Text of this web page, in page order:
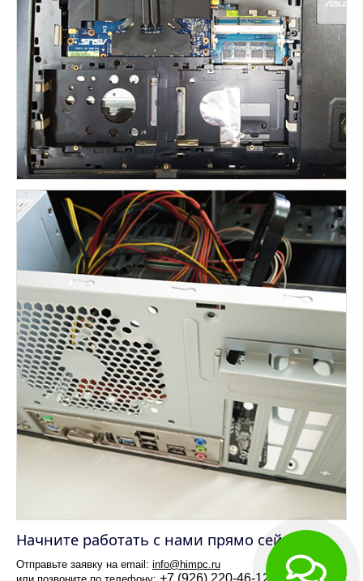
Начните работать с нами прямо сейчас
Отправьте заявку на email: info@himpc.ru